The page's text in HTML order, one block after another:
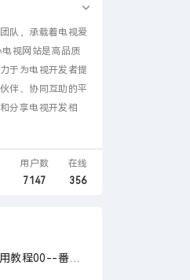
队，承载着电视爱
视网站是高品质
于为电视开发者提
伴、协同互助的平
分享电视开发相
用户数
7147
在线
356
程00--番外篇